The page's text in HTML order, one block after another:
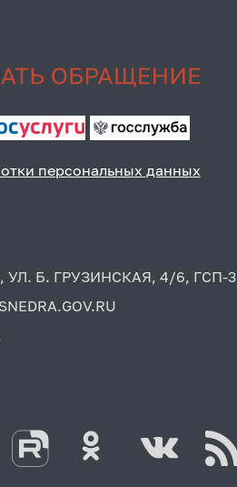
персональных данных
УЛ. Б. ГРУЗИНСКАЯ, 4/6, ГСП-3